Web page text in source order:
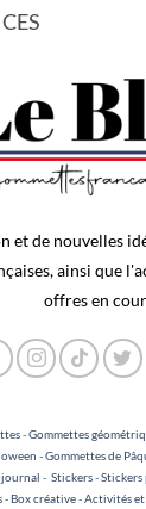
et de nouvelles
ainsi que
offres en
-Gommettes
-Gommettes de
journal - Stickers-Stickers
-Box créative-Activités et